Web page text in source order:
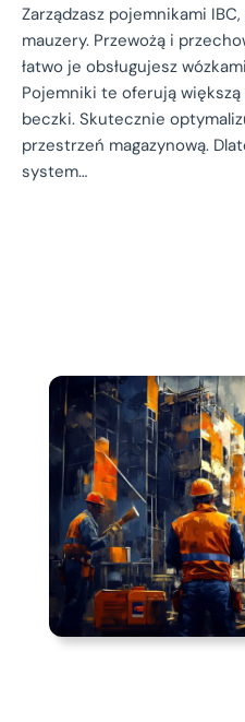
Zarządzasz pojemnikami
mauzery. Przewożą i
łatwo je obsługujesz
Pojemniki te oferują
beczki. Skutecznie
przestrzeń magazynową.
system…